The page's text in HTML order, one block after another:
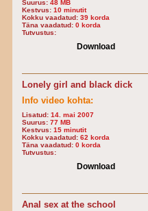
Suurus: 48 MB
Kestvus: 10 minutit
Kokku vaadatud: 39 korda
Täna vaadatud: 0 korda
Tutvustus:
Download
Lonely girl and black dick
Info video kohta:
Lisatud: 14. mai 2007
Suurus: 77 MB
Kestvus: 15 minutit
Kokku vaadatud: 62 korda
Täna vaadatud: 0 korda
Tutvustus:
Download
Anal sex at the school